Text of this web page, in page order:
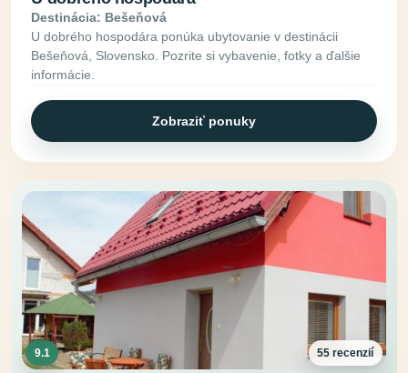
Destinácia: Bešeňová
U dobrého hospodára ponúka ubytovanie v destinácii
Bešeňová, Slovensko. Pozrite si vybavenie, fotky a ďalšie
informácie.
Zobraziť ponuky
9.1 55 recenzií